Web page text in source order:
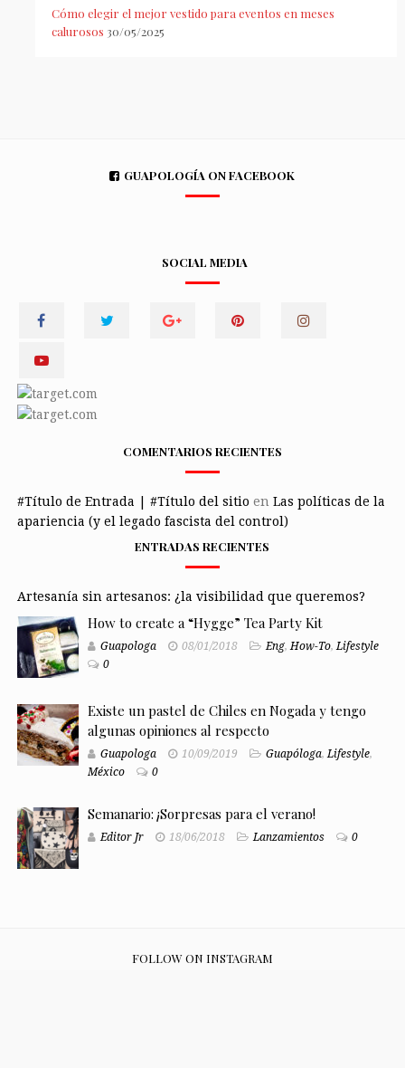
Cómo elegir el mejor vestido para eventos en meses
calurosos 30/05/2025
GUAPOLOGÍA ON FACEBOOK
SOCIAL MEDIA
COMENTARIOS RECIENTES
#Título de Entrada | #Título del sitio en Las políticas de la
apariencia (y el legado fascista del control)
ENTRADAS RECIENTES
Artesanía sin artesanos: ¿la visibilidad que queremos?
How to create a “Hygge” Tea Party Kit
Guapologa 08/01/2018 Eng,How-To,Lifestyle
0
Existe un pastel de Chiles en Nogada y tengo
algunas opiniones al respecto
Guapologa 10/09/2019 Guapóloga,Lifestyle,
México
0
Semanario: ¡Sorpresas para el verano!
Editor Jr 18/06/2018 Lanzamientos 0
FOLLOW ON INSTAGRAM